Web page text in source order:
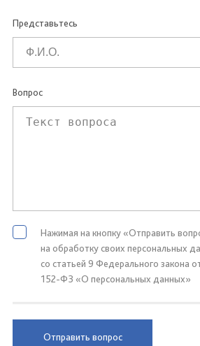
Представьтесь
Вопрос
Нажимая на кнопку «Отправить
на обработку своих персональных
со статьей 9 Федерального закона
152-ФЗ «О персональных данных»
Отправить вопрос